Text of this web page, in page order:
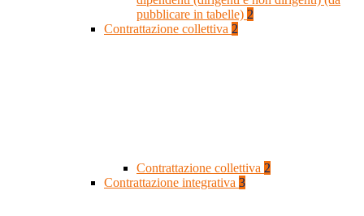
pubblicare in tabelle) 2
Contrattazione collettiva 2
Contrattazione collettiva 2
Contrattazione integrativa 3